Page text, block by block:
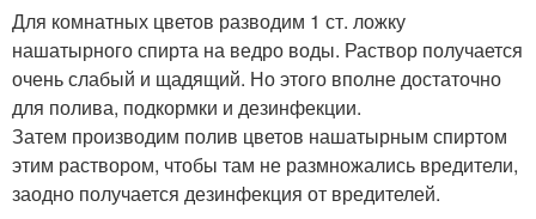
Для комнатных цветов разводим 1 ст. ложку
нашатырного спирта на ведро воды. Раствор получается
очень слабый и щадящий. Но этого вполне достаточно
для полива, подкормки и дезинфекции.
Затем производим полив цветов нашатырным спиртом
этим раствором, чтобы там не размножались вредители,
заодно получается дезинфекция от вредителей.